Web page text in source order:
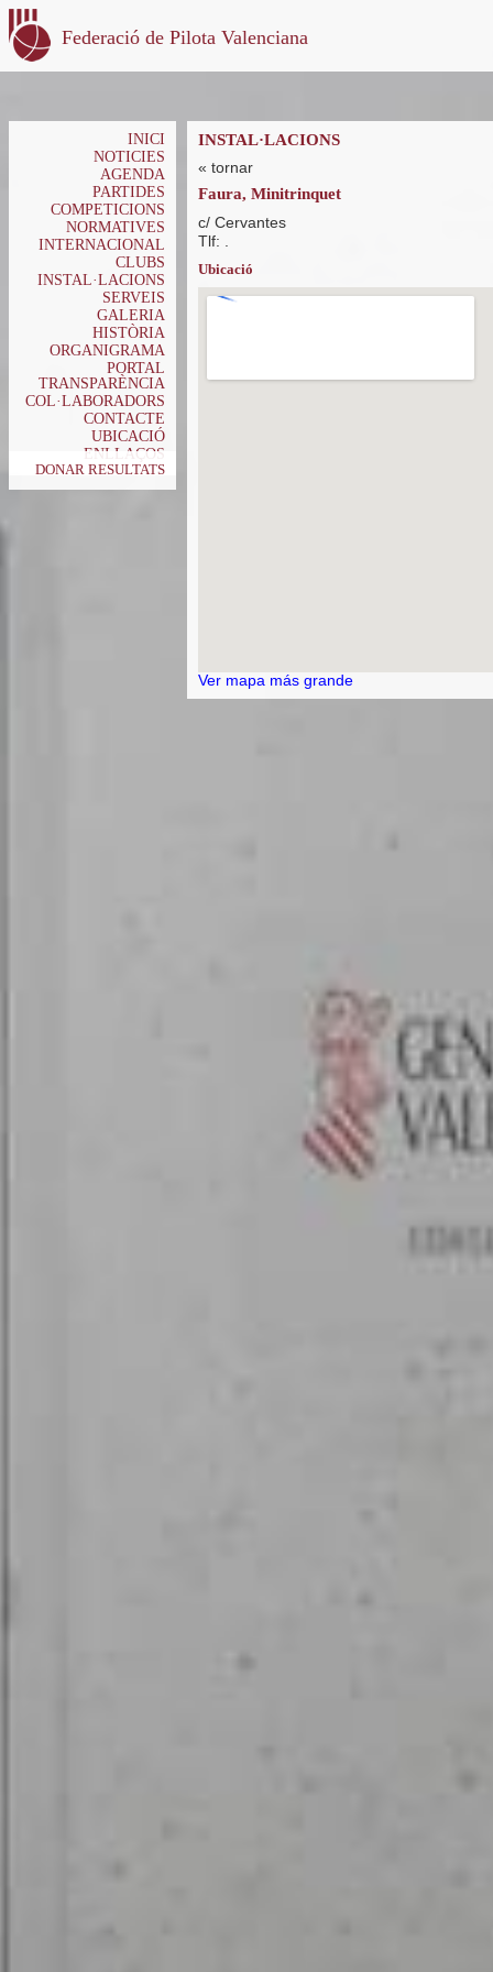
Federació de Pilota Valenciana
INICI
NOTICIES
AGENDA
PARTIDES
COMPETICIONS
NORMATIVES
INTERNACIONAL
CLUBS
INSTAL·LACIONS
SERVEIS
GALERIA
HISTÒRIA
ORGANIGRAMA
PORTAL
TRANSPARÈNCIA
COL·LABORADORS
CONTACTE
UBICACIÓ
ENLLAÇOS
DONAR RESULTATS
INSTAL·LACIONS
« tornar
Faura, Minitrinquet
c/ Cervantes
Tlf: .
Ubicació
Ver mapa más grande